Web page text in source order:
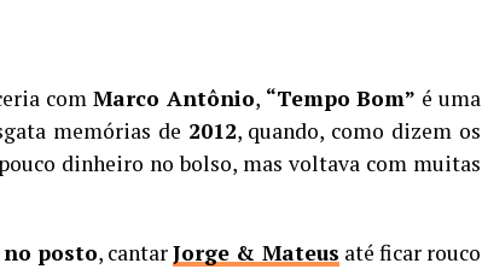
com Marco Antônio, “Tempo Bom” é uma
memórias de 2012, quando, como dizem os
dinheiro no bolso, mas voltava com muitas
posto, cantarJorge & Mateus até ficar rouco